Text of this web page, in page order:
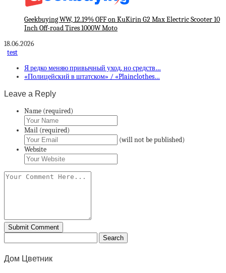
Geekbuying WW, 12.19% OFF on KuKirin G2 Max Electric Scooter 10
Inch Off-road Tires 1000W Moto
18.06.2026
test
Я редко меняю привычный уход, но средств…
«Полицейский в штатском» / «Plainclothes…
Leave a Reply
Name (required)
Mail (required)
(will not be published)
Website
Дом Цветник